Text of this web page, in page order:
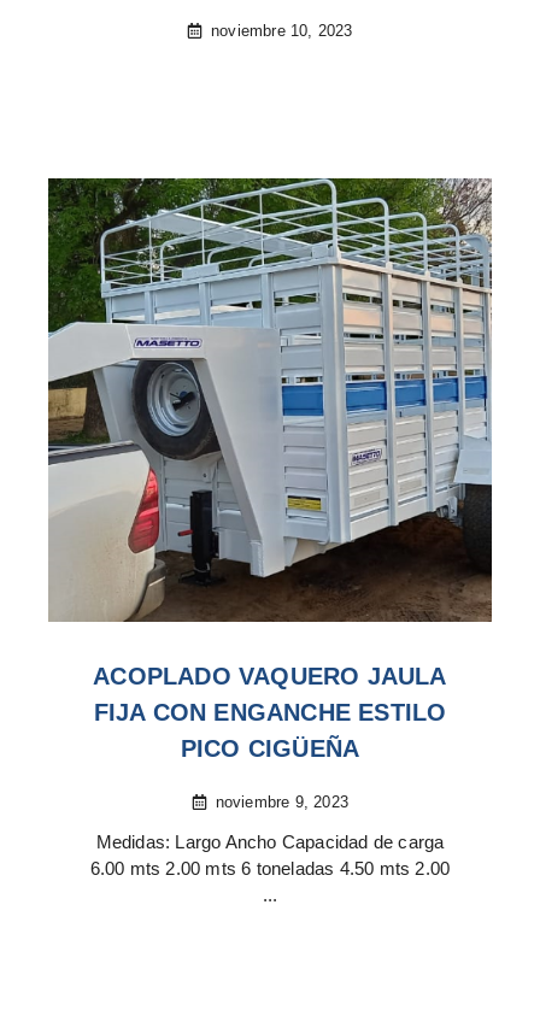
noviembre 10, 2023
ACOPLADO VAQUERO JAULA
FIJA CON ENGANCHE ESTILO
PICO CIGÜEÑA
noviembre 9, 2023
Medidas: Largo Ancho Capacidad de carga
6.00 mts 2.00 mts 6 toneladas 4.50 mts 2.00
...